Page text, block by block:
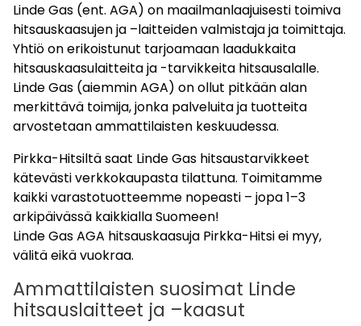
Linde Gas (ent. AGA) on maailmanlaajuisesti toimiva
hitsauskaasujen ja –laitteiden valmistaja ja toimittaja.
Yhtiö on erikoistunut tarjoamaan laadukkaita
hitsauskaasulaitteita ja -tarvikkeita hitsausalalle.
Linde Gas (aiemmin AGA) on ollut pitkään alan
merkittävä toimija, jonka palveluita ja tuotteita
arvostetaan ammattilaisten keskuudessa.
Pirkka-Hitsiltä saat Linde Gas hitsaustarvikkeet
kätevästi verkkokaupasta tilattuna. Toimitamme
kaikki varastotuotteemme nopeasti – jopa 1–3
arkipäivässä kaikkialla Suomeen!
Linde Gas AGA hitsauskaasuja Pirkka-Hitsi ei myy,
välitä eikä vuokraa.
Ammattilaisten suosimat Linde
hitsauslaitteet ja –kaasut